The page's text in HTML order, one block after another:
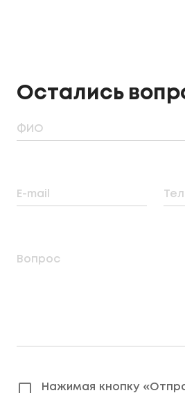
Остались
ФИО
E-mail
Вопрос
Нажимая кнопку